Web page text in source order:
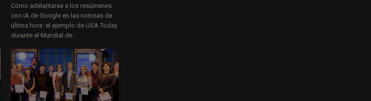
Cómo adelantarse a los resúmenes
con IA de Google en las noticias de
última hora: el ejemplo de USA Today
durante el Mundial de...